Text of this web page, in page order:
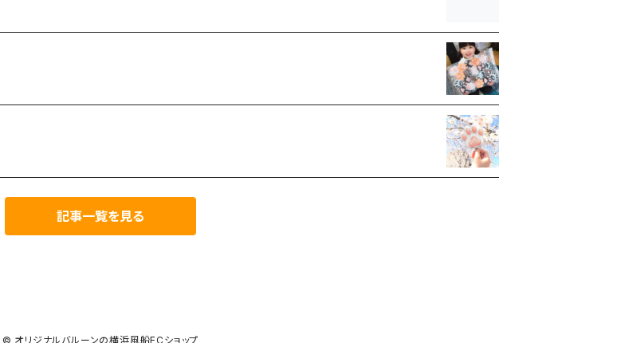
記事一覧を見る
© オリジナルバルーンの横浜風船ECショップ